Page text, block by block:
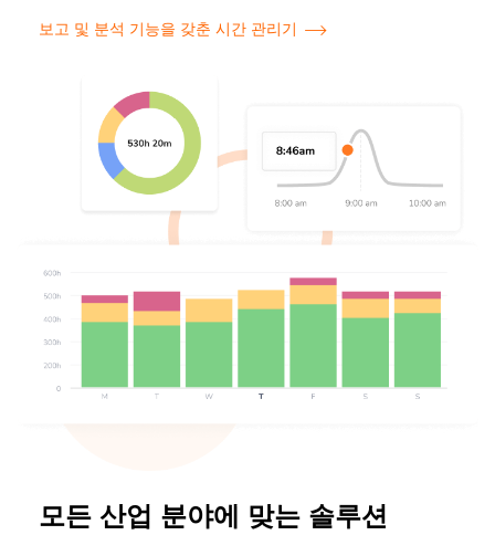
보고 및 분석 기능을 갖춘 시간 관리기
모든 산업 분야에 맞는 솔루션